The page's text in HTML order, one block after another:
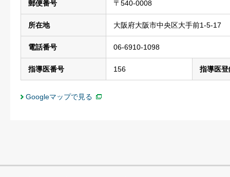
郵便番号 〒540-0008
所在地 大阪府大阪市中央区大手前1-5-17
電話番号 06-6910-1098
指導医番号 156 指導医登
Googleマップで見る